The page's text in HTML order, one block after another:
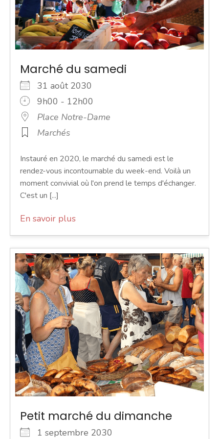
Marché du samedi
31 août 2030
9h00 - 12h00
Place Notre-Dame
Marchés
Instauré en 2020, le marché du samedi est le
rendez-vous incontournable du week-end. Voilà un
moment convivial où l'on prend le temps d'échanger.
C'est un [...]
En savoir plus
Petit marché du dimanche
1 septembre 2030